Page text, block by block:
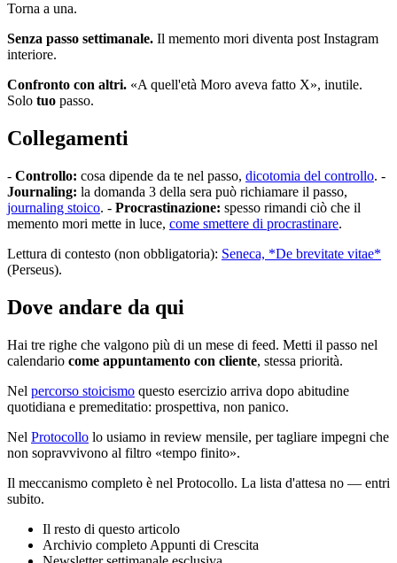
Torna a una.
Senza passo settimanale. Il memento mori diventa post Instagram
interiore.
Confronto con altri. «A quell'età Moro aveva fatto X», inutile.
Solo tuo passo.
Collegamenti
- Controllo: cosa dipende da te nel passo, dicotomia del controllo. -
Journaling: la domanda 3 della sera può richiamare il passo,
journaling stoico. - Procrastinazione: spesso rimandi ciò che il
memento mori mette in luce, come smettere di procrastinare.
Lettura di contesto (non obbligatoria): Seneca, *De brevitate vitae*
(Perseus).
Dove andare da qui
Hai tre righe che valgono più di un mese di feed. Metti il passo nel
calendario come appuntamento con cliente, stessa priorità.
Nel percorso stoicismo questo esercizio arriva dopo abitudine
quotidiana e premeditatio: prospettiva, non panico.
Nel Protocollo lo usiamo in review mensile, per tagliare impegni che
non sopravvivono al filtro «tempo finito».
Il meccanismo completo è nel Protocollo. La lista d'attesa no — entri
subito.
Il resto di questo articolo
Archivio completo Appunti di Crescita